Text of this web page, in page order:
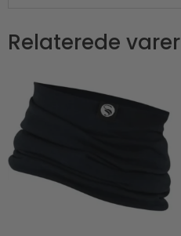
Relaterede varer